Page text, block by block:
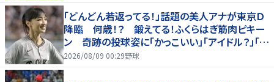
「どんどん若返ってる！」話題の美人アナが東京Ｄ
降臨 何歳！？ 鍛えてる！ふくらはぎ筋肉ピキー
ン 奇跡の投球姿に「かっこいい」「アイドル？」「女
神」
2026/08/09 00:29野球